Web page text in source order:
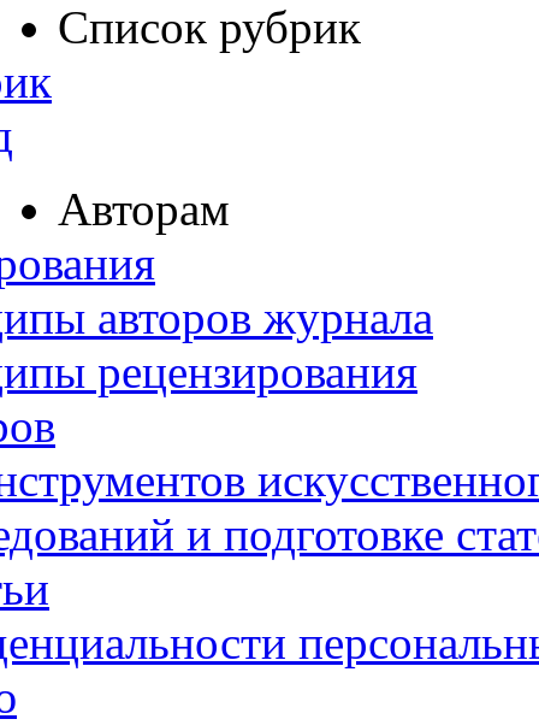
Список рубрик
Авторам
авторов журнала
рецензирования
и подготовке